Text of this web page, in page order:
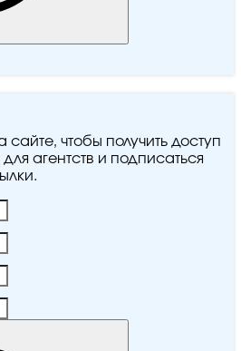
сайте, чтобы получить доступ
агентств и подписаться